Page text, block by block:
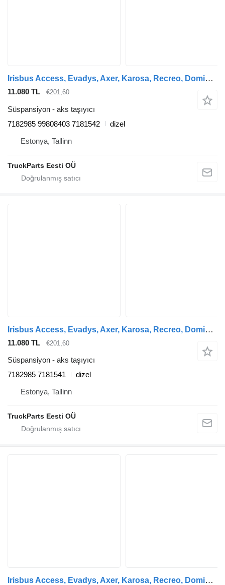
Irisbus Access, Evadys, Axer, Karosa, Recreo, Domino, Agora, Citelis, Eurorider (1999-) otobüs için IVECO EURORIDER (01.01-) 7182985 aks taşıyıcı
11.080 TL €201,60
Süspansiyon - aks taşıyıcı
7182985 99808403 7181542
dizel
Estonya, Tallinn
TruckParts Eesti OÜ
Irisbus Access, Evadys, Axer, Karosa, Recreo, Domino, Agora, Citelis, Eurorider (1999-) otobüs için Irisbus EURORIDER (01.01-) 7182985 7181541 aks taşıyıcı
11.080 TL €201,60
Süspansiyon - aks taşıyıcı
7182985 7181541
dizel
Estonya, Tallinn
TruckParts Eesti OÜ
Irisbus Access, Evadys, Axer, Karosa, Recreo, Domino, Agora, Citelis, Eurorider (1999-) otobüs için Irisbus gövde (01.99-12.07) 77701150 denge çubuğu